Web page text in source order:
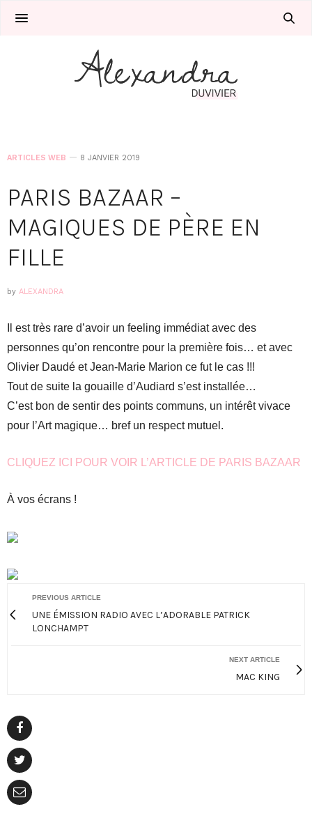
ARTICLES WEB 8 JANVIER 2019
PARIS BAZAAR –
MAGIQUES DE PÈRE EN
FILLE
by ALEXANDRA
Il est très rare d’avoir un feeling immédiat avec des
personnes qu’on rencontre pour la première fois… et avec
Olivier Daudé et Jean-Marie Marion ce fut le cas !!!
Tout de suite la gouaille d’Audiard s’est installée…
C’est bon de sentir des points communs, un intérêt vivace
pour l’Art magique… bref un respect mutuel.
CLIQUEZ ICI POUR VOIR L’ARTICLE DE PARIS BAZAAR
À vos écrans !
PREVIOUS ARTICLE
UNE ÉMISSION RADIO AVEC L’ADORABLE PATRICK
LONCHAMPT
NEXT ARTICLE
MAC KING